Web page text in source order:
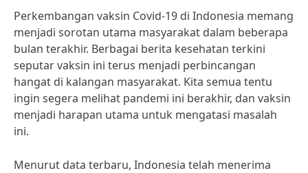
Perkembangan vaksin Covid-19 di Indonesia memang
menjadi sorotan utama masyarakat dalam beberapa
bulan terakhir. Berbagai berita kesehatan terkini
seputar vaksin ini terus menjadi perbincangan
hangat di kalangan masyarakat. Kita semua tentu
ingin segera melihat pandemi ini berakhir, dan vaksin
menjadi harapan utama untuk mengatasi masalah
ini.
Menurut data terbaru, Indonesia telah menerima